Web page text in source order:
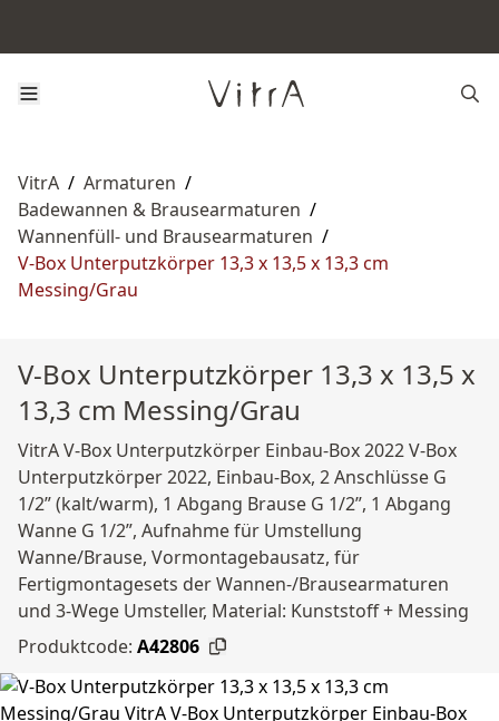
VitrA / Armaturen /
Badewannen & Brausearmaturen /
Wannenfüll- und Brausearmaturen /
V-Box Unterputzkörper 13,3 x 13,5 x 13,3 cm
Messing/Grau
V-Box Unterputzkörper 13,3 x 13,5 x
13,3 cm Messing/Grau
VitrA V-Box Unterputzkörper Einbau-Box 2022 V-Box
Unterputzkörper 2022, Einbau-Box, 2 Anschlüsse G
1/2” (kalt/warm), 1 Abgang Brause G 1/2”, 1 Abgang
Wanne G 1/2”, Aufnahme für Umstellung
Wanne/Brause, Vormontagebausatz, für
Fertigmontagesets der Wannen-/Brausearmaturen
und 3-Wege Umsteller, Material: Kunststoff + Messing
Produktcode: A42806